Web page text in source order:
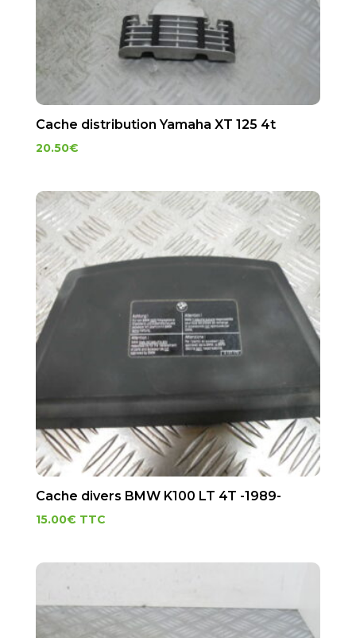
Cache distribution Yamaha XT 125 4t
20.50€
Cache divers BMW K100 LT 4T -1989-
15.00€ TTC